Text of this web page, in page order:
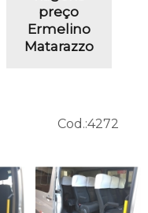
preço
Ermelino
Matarazzo
Cod.:4272